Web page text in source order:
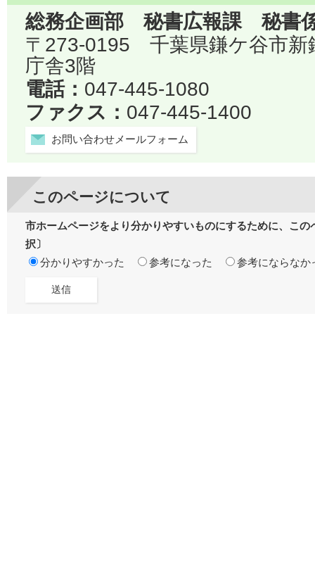
総務企画部 秘書広報課 秘書
〒273-0195 千葉県鎌ケ谷市
庁舎3階
電話： 047-445-1080
ファクス： 047-445-1400
お問い合わせメールフォーム
このページについて
市ホームページをより分かりやすいものにするために、こ
択〕
分かりやすかった
参考になった 参考にならなか